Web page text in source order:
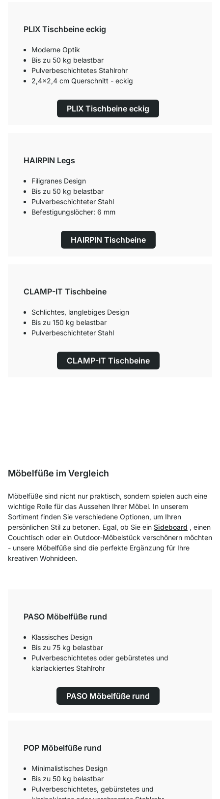
PLIX Tischbeine eckig
Moderne Optik
Bis zu 50 kg belastbar
Pulverbeschichtetes Stahlrohr
2,4x2,4 cm Querschnitt - eckig
PLIX Tischbeine eckig
HAIRPIN Legs
Filigranes Design
Bis zu 50 kg belastbar
Pulverbeschichteter Stahl
Befestigungslöcher: 6 mm
HAIRPIN Tischbeine
CLAMP-IT Tischbeine
Schlichtes, langlebiges Design
Bis zu 150 kg belastbar
Pulverbeschichteter Stahl
CLAMP-IT Tischbeine
Möbelfüße im Vergleich
Möbelfüße sind nicht nur praktisch, sondern spielen auch eine
wichtige Rolle für das Aussehen Ihrer Möbel. In unserem
Sortiment finden Sie verschiedene Optionen, um Ihren
persönlichen Stil zu betonen. Egal, ob Sie ein Sideboard , einen
Couchtisch oder ein Outdoor-Möbelstück verschönern möchten
- unsere Möbelfüße sind die perfekte Ergänzung für Ihre
kreativen Wohnideen.
PASO Möbelfüße rund
Klassisches Design
Bis zu 75 kg belastbar
Pulverbeschichtetes oder gebürstetes und
klarlackiertes Stahlrohr
PASO Möbelfüße rund
POP Möbelfüße rund
Minimalistisches Design
Bis zu 50 kg belastbar
Pulverbeschichtetes, gebürstetes und